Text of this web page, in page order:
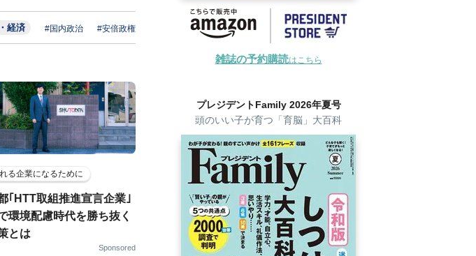
経済 #国内政治 #安倍政権
る企業になるために
｢HTT取組推進宣言企業｣
環境配慮時代を勝ち抜く
とは
Sponsored
雑誌の予約購読はこちら
プレジデントFamily 2026年夏号
頭のいい子が育つ「育脳」大百科